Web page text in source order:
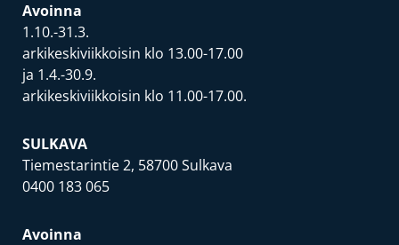
Avoinna
1.10.-31.3.
arkikeskiviikkoisin klo 13.00-17.00
ja 1.4.-30.9.
arkikeskiviikkoisin klo 11.00-17.00.
SULKAVA
Tiemestarintie 2, 58700 Sulkava
0400 183 065
Avoinna